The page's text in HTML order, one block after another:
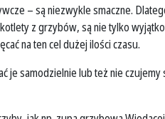
– są niezwykle smaczne.
z grzybów, są nie tylko
na ten cel dużej ilości czasu.
samodzielnie lub też nie